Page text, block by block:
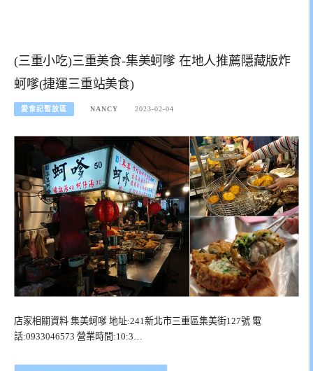
(三重小吃)三重美食-集美蚵嗲 在地人推薦隱藏版炸
蚵嗲(捷運三重站美食)
愛食記暫放區 NANCY 2023-02-04
店家相關資料 集美蚵嗲 地址:241新北市三重區集美街127號 電
話:0933046573 營業時間:10:3…